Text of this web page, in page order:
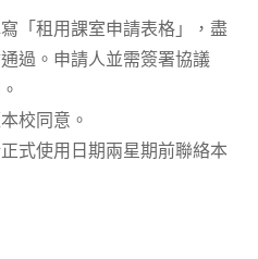
「租用課室申請表格」，盡
過。申請人並需簽署協議
校同意。
式使用日期兩星期前聯絡本